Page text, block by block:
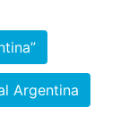
Argentina